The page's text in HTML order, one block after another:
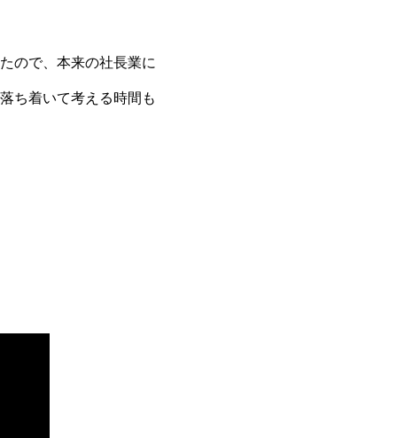
ので、本来の社長業に
ち着いて考える時間も